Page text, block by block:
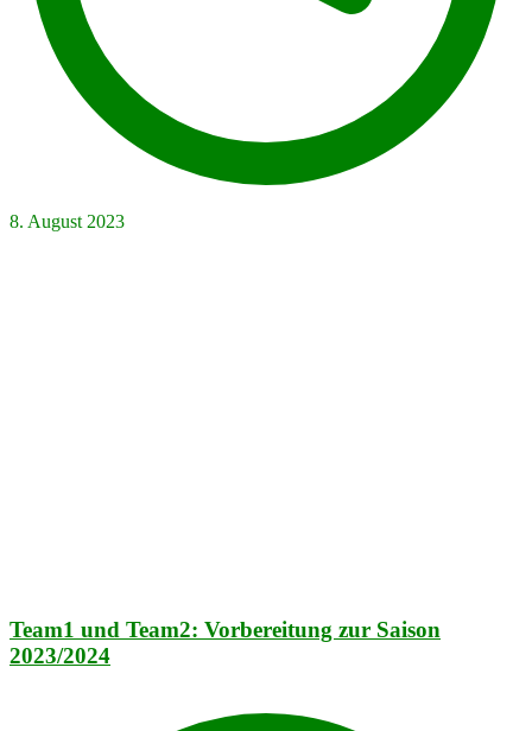
8. August 2023
Team1 und Team2: Vorbereitung zur Saison
2023/2024